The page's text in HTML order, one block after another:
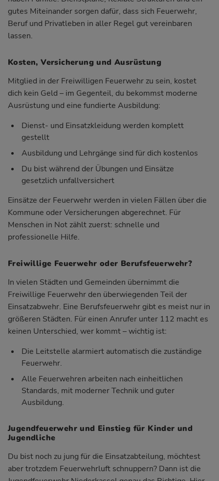
gutes Miteinander sorgen dafür, dass sich Feuerwehr,
Beruf und Privatleben in aller Regel gut vereinbaren
lassen.
Kosten, Versicherung und Ausrüstung
Mitglied in der Freiwilligen Feuerwehr zu sein, kostet
dich kein Geld – im Gegenteil, du bekommst moderne
Ausrüstung und eine fundierte Ausbildung:
Dienst- und Einsatzkleidung werden komplett
gestellt
Ausbildung und Lehrgänge sind für dich kostenlos
Du bist während der Übungen und Einsätze
gesetzlich unfallversichert
Einsätze der Feuerwehr werden in vielen Fällen über die
Kommune oder Versicherungen abgerechnet. Für
Menschen in Not zählt zuerst: schnelle und
professionelle Hilfe.
Freiwillige Feuerwehr oder Berufsfeuerwehr?
In vielen Städten und Gemeinden übernimmt die
Freiwillige Feuerwehr den überwiegenden Teil der
Einsatzabwehr. Eine Berufsfeuerwehr gibt es meist nur in
größeren Städten. Für einen Anrufer unter 112 macht es
keinen Unterschied, wer kommt – wichtig ist:
Die Leitstelle alarmiert automatisch die zuständige
Feuerwehr.
Alle Feuerwehren arbeiten nach einheitlichen
Standards, mit moderner Technik und guter
Ausbildung.
Jugendfeuerwehr und Einstieg für Kinder und
Jugendliche
Du bist noch zu jung für die Einsatzabteilung, möchtest
aber trotzdem Feuerwehrluft schnuppern? Dann ist die